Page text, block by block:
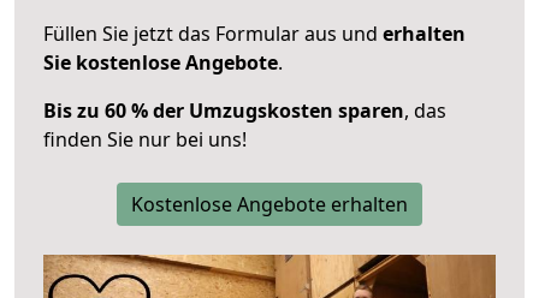
Füllen Sie jetzt das Formular aus und erhalten
Sie kostenlose Angebote.
Bis zu 60 % der Umzugskosten sparen, das
finden Sie nur bei uns!
Kostenlose Angebote erhalten